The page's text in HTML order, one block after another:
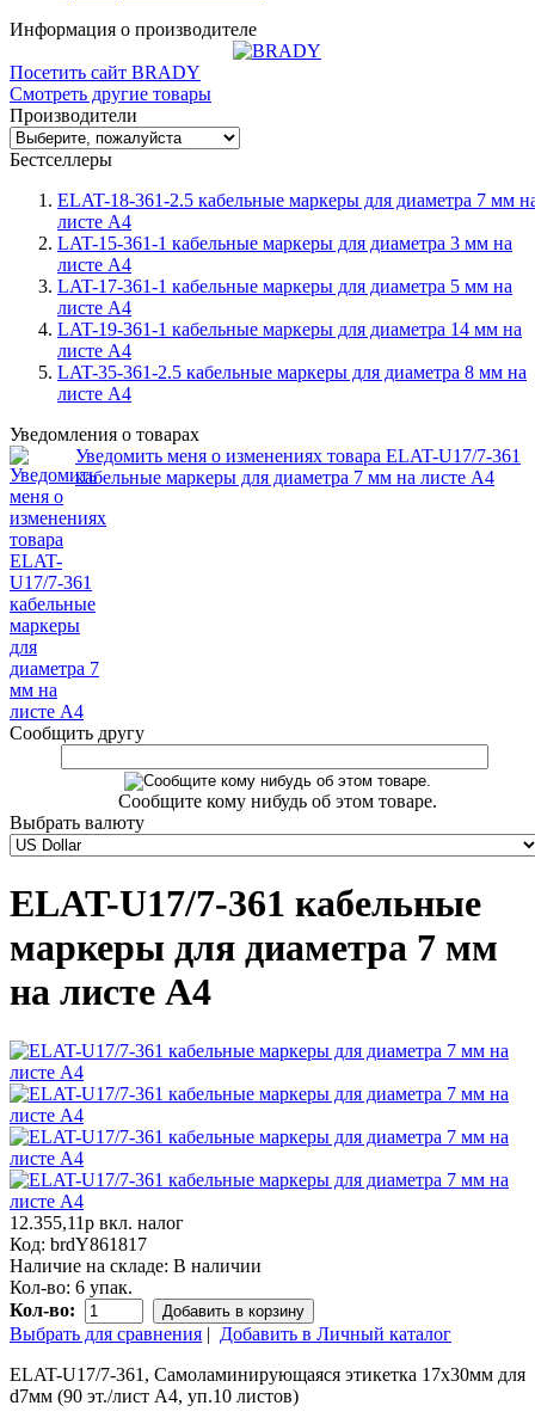
Информация о производителе
Посетить сайт BRADY
Смотреть другие товары
Производители
Бестселлеры
ELAT-18-361-2.5 кабельные маркеры для диаметра 7 мм
листе А4
LAT-15-361-1 кабельные маркеры для диаметра 3 мм на
листе А4
LAT-17-361-1 кабельные маркеры для диаметра 5 мм на
листе А4
LAT-19-361-1 кабельные маркеры для диаметра 14 мм на
листе А4
LAT-35-361-2.5 кабельные маркеры для диаметра 8 мм на
листе А4
Уведомления о товарах
Уведомить меня о изменениях товара ELAT-U17/7-361
кабельные маркеры для диаметра 7 мм на листе А4
Сообщить другу
Сообщите кому нибудь об этом товаре.
Выбрать валюту
ELAT-U17/7-361 кабельные
маркеры для диаметра 7 мм
на листе А4
12.355,11р вкл. налог
Код: brdY861817
Наличие на складе: В наличии
Кол-во: 6 упак.
Кол-во:
Добавить в корзину
Выбрать для сравнения | Добавить в Личный каталог
ELAT-U17/7-361, Самоламинирующаяся этикетка 17х30мм для
d7мм (90 эт./лист А4, уп.10 листов)